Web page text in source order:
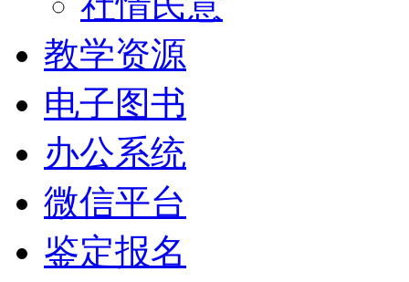
教学资源
电子图书
办公系统
微信平台
鉴定报名